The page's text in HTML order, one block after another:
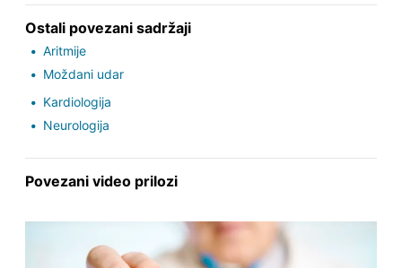
Ostali povezani sadržaji
Aritmije
Moždani udar
Kardiologija
Neurologija
Povezani video prilozi